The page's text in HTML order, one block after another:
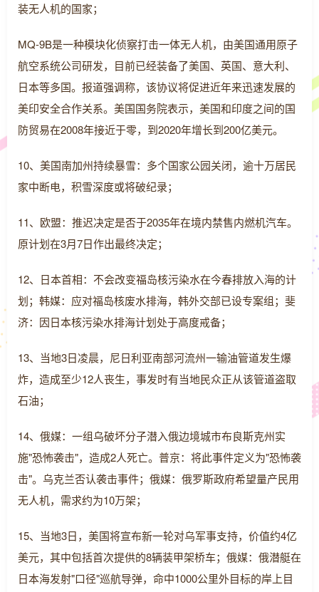
装无人机的国家；
MQ-9B是一种模块化侦察打击一体无人机，由美国通用原子
航空系统公司研发，目前已经装备了美国、英国、意大利、
日本等多国。报道强调称，该协议将促进近年来迅速发展的
美印安全合作关系。美国国务院表示，美国和印度之间的国
防贸易在2008年接近于零，到2020年增长到200亿美元。
10、美国南加州持续暴雪：多个国家公园关闭，逾十万居民
家中断电，积雪深度或将破纪录；
11、欧盟：推迟决定是否于2035年在境内禁售内燃机汽车。
原计划在3月7日作出最终决定；
12、日本首相：不会改变福岛核污染水在今春排放入海的计
划；韩媒：应对福岛核废水排海，韩外交部已设专案组；斐
济：因日本核污染水排海计划处于高度戒备；
13、当地3日凌晨，尼日利亚南部河流州一输油管道发生爆
炸，造成至少12人丧生，事发时有当地民众正从该管道盗取
石油；
14、俄媒：一组乌破坏分子潜入俄边境城市布良斯克州实
施"恐怖袭击"，造成2人死亡。普京：将此事件定义为"恐怖袭
击"。乌克兰否认袭击事件；俄媒：俄罗斯政府希望量产民用
无人机，需求约为10万架；
15、当地3日，美国将宣布新一轮对乌军事支持，价值约4亿
美元，其中包括首次提供的8辆装甲架桥车；俄媒：俄潜艇在
日本海发射"口径"巡航导弹，命中1000公里外目标的岸上目